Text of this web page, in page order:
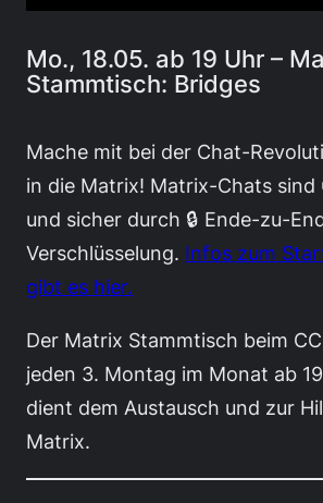
Mo., 18.05. ab 19 Uhr –
Stammtisch: Bridges
Mache mit bei der Chat-
in die Matrix! Matrix-Chats sind
und sicher durch 🔒 Ende-zu-
Verschlüsselung. Infos zum
gibt es hier.
Der Matrix Stammtisch beim
jeden 3. Montag im Monat ab
dient dem Austausch und zur
Matrix.